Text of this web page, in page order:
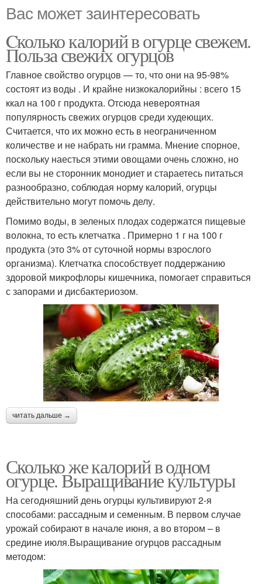
Вас может заинтересовать
Cколько калорий в огурце свежем.
Польза свежих огурцов
Главное свойство огурцов — то, что они на 95-98%
состоят из воды . И крайне низкокалорийны : всего 15
ккал на 100 г продукта. Отсюда невероятная
популярность свежих огурцов среди худеющих.
Считается, что их можно есть в неограниченном
количестве и не набрать ни грамма. Мнение спорное,
поскольку наесться этими овощами очень сложно, но
если вы не сторонник монодиет и стараетесь питаться
разнообразно, соблюдая норму калорий, огурцы
действительно могут помочь делу.
Помимо воды, в зеленых плодах содержатся пищевые
волокна, то есть клетчатка . Примерно 1 г на 100 г
продукта (это 3% от суточной нормы взрослого
организма). Клетчатка способствует поддержанию
здоровой микрофлоры кишечника, помогает справиться
с запорами и дисбактериозом.
читать дальше →
Сколько же калорий в одном
огурце. Выращивание культуры
На сегодняшний день огурцы культивируют 2-я
способами: рассадным и семенным. В первом случае
урожай собирают в начале июня, а во втором – в
средине июля.Выращивание огурцов рассадным
методом: